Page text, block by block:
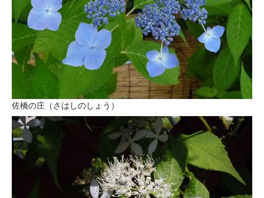
佐橋の庄（さはしのしょう）